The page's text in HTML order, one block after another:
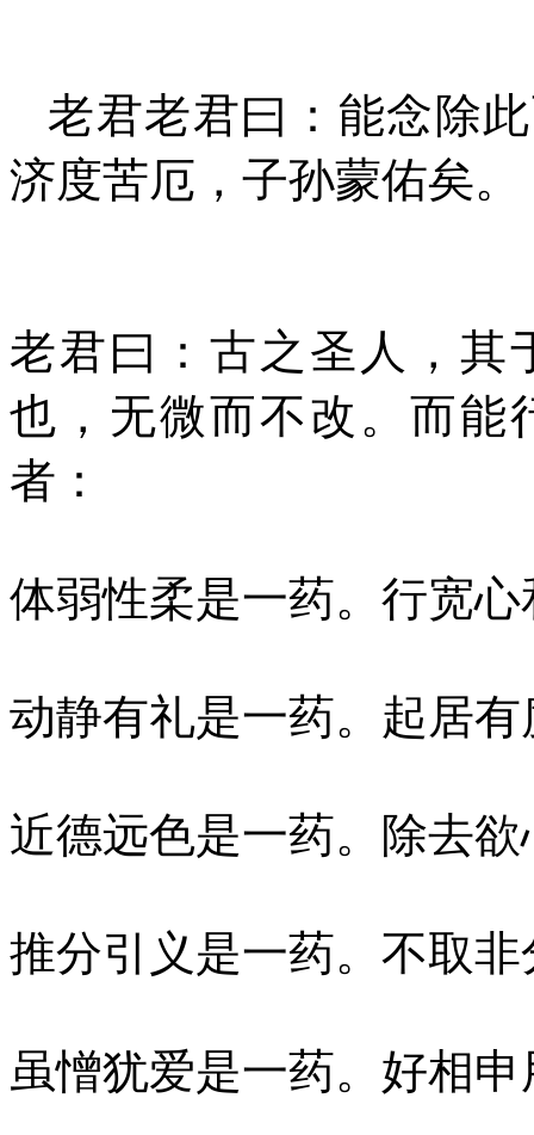
老君老君曰：能念除
济度苦厄，子孙蒙佑矣。
老君曰：古之圣人，其
也，无微而不改。而能
者：
体弱性柔是一药。行宽
动静有礼是一药。起居
近德远色是一药。除去
推分引义是一药。不取
虽憎犹爱是一药。好相